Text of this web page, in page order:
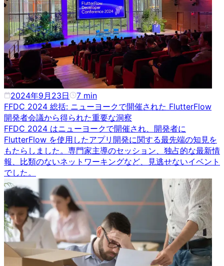
2024年9月23日 7 min
FFDC 2024 総括: ニューヨークで開催された FlutterFlow
開発者会議から得られた重要な洞察
FFDC 2024 はニューヨークで開催され、開発者に
FlutterFlow を使用したアプリ開発に関する最先端の知見を
もたらしました。専門家主導のセッション、独占的な最新情
報、比類のないネットワーキングなど、見逃せないイベント
でした。